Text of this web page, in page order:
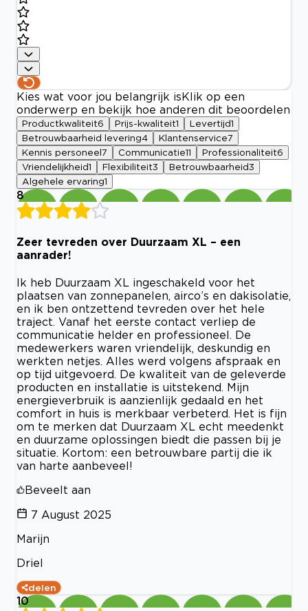
Kies wat voor jou belangrijk is Klik op een
onderwerp en bekijk hoe anderen dit beoordelen
Productkwaliteit6 Prijs-kwaliteit1 Levertijd1
Betrouwbaarheid levering4 Klantenservice7
Kennis personeel 7 Communicatie11 Professionaliteit6
Vriendelijkheid1 Flexibiliteit3 Betrouwbaarheid3
Algehele ervaring1
8
Zeer tevreden over Duurzaam XL – een
aanrader!
Ik heb Duurzaam XL ingeschakeld voor het
plaatsen van zonnepanelen, airco’s en dakisolatie,
en ik ben ontzettend tevreden over het hele
traject. Vanaf het eerste contact verliep de
communicatie helder en professioneel. De
medewerkers waren vriendelijk, deskundig en
werkten netjes. Alles werd volgens afspraak en
op tijd uitgevoerd. De kwaliteit van de geleverde
producten en installatie is uitstekend. Mijn
energieverbruik is aanzienlijk gedaald en het
comfort in huis is merkbaar verbeterd. Het is fijn
om te merken dat Duurzaam XL echt meedenkt
en duurzame oplossingen biedt die passen bij je
situatie. Kortom: een betrouwbare partij die ik
van harte aanbeveel!
Beveelt aan
7 August 2025
Marijn
Driel
delen
10